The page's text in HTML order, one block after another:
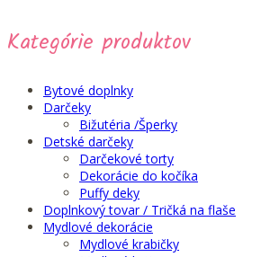
Kategórie produktov
Bytové doplnky
Darčeky
Bižutéria /Šperky
Detské darčeky
Darčekové torty
Dekorácie do kočíka
Puffy deky
Doplnkový tovar / Tričká na flaše
Mydlové dekorácie
Mydlové krabičky